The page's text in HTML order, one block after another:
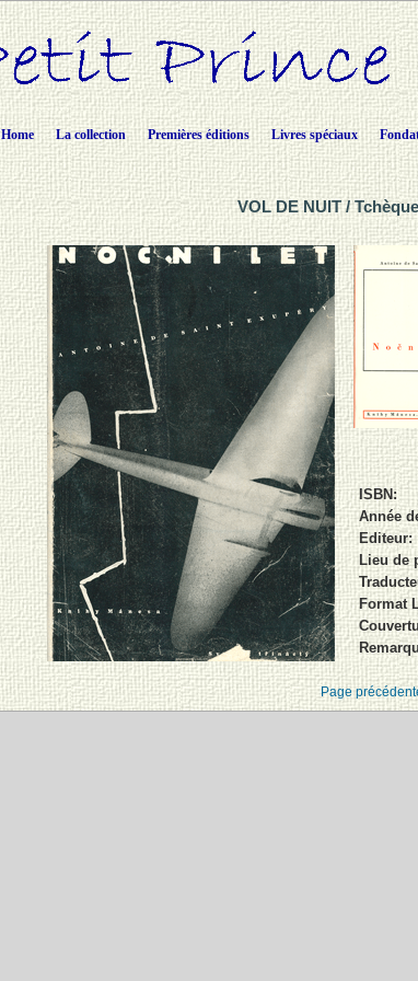
Home La collection Premières éditions Livres spéciaux
VOL DE NUIT /
ISBN:
Année
Editeur:
Lieu de
Format
Page